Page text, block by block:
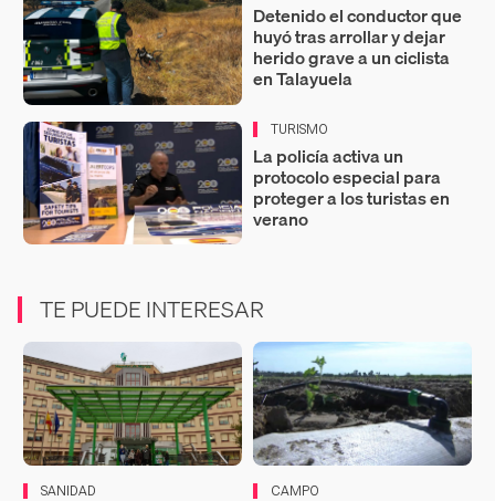
Detenido el conductor que
huyó tras arrollar y dejar
herido grave a un ciclista
en Talayuela
TURISMO
La policía activa un
protocolo especial para
proteger a los turistas en
verano
TE PUEDE INTERESAR
SANIDAD CAMPO